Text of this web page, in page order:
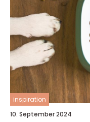
inspiration
10. September 2024